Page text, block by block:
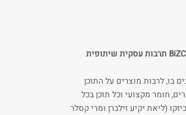
ביזקו BiZCO תרבות עסקית שיתופית
בו, לרבות מוצרים על התוכן
חומר מקצועי וכל תוכן בכל
(ליאת יקיע זילברן ומרי קסלר